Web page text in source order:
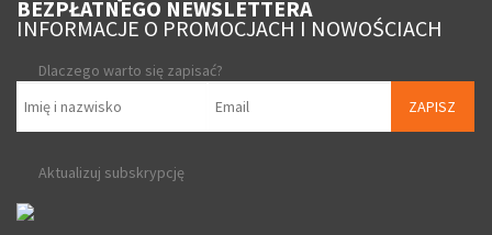
BEZPŁATNEGO NEWSLETTERA
INFORMACJE O PROMOCJACH I NOWOŚCIACH
Dlaczego warto się zapisać?
ZAPISZ
Aktualizuj subskrypcję